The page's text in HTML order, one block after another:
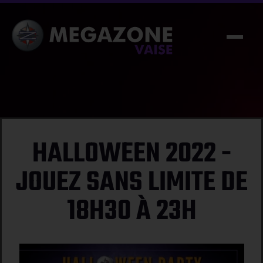
Aller
contenu
HALLOWEEN 2022 -
JOUEZ SANS LIMITE DE
18H30 À 23H